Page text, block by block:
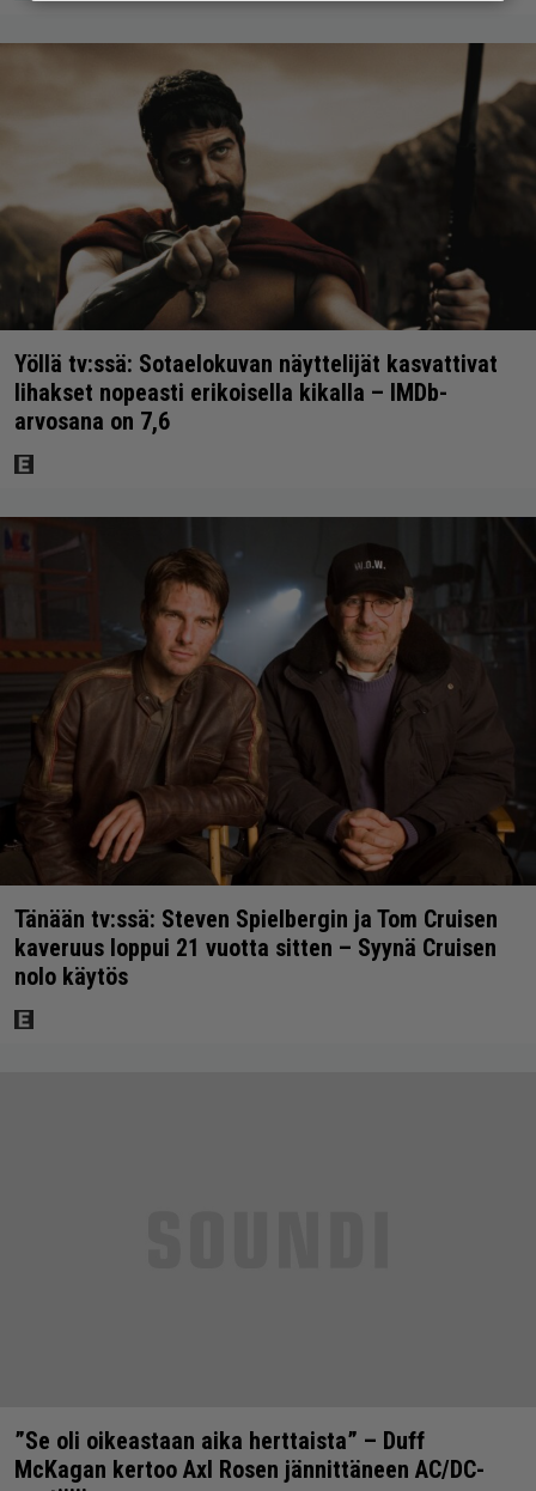
Yöllä tv:ssä: Sotaelokuvan näyttelijät kasvattivat
lihakset nopeasti erikoisella kikalla – IMDb-
arvosana on 7,6
Tänään tv:ssä: Steven Spielbergin ja Tom Cruisen
kaveruus loppui 21 vuotta sitten – Syynä Cruisen
nolo käytös
”Se oli oikeastaan aika herttaista” – Duff
McKagan kertoo Axl Rosen jännittäneen AC/DC-